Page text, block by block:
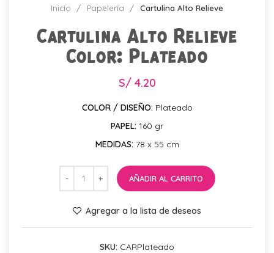
Inicio Papelería Cartulina Alto Relieve
Cartulina Alto Relieve
Color: Plateado
S/4.20
COLOR / DISEÑO: Plateado
PAPEL: 160 gr
MEDIDAS: 78 x 55 cm
AÑADIR AL CARRITO
Agregar a la lista de deseos
SKU: CARPlateado